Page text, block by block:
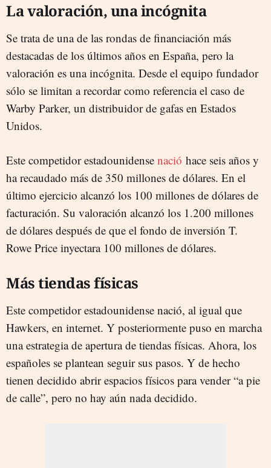
La valoración, una incógnita
Se trata de una de las rondas de financiación más
destacadas de los últimos años en España, pero la
valoración es una incógnita. Desde el equipo fundador
sólo se limitan a recordar como referencia el caso de
Warby Parker, un distribuidor de gafas en Estados
Unidos.
Este competidor estadounidense nació hace seis años y
ha recaudado más de 350 millones de dólares. En el
último ejercicio alcanzó los 100 millones de dólares de
facturación. Su valoración alcanzó los 1.200 millones
de dólares después de que el fondo de inversión T.
Rowe Price inyectara 100 millones de dólares.
Más tiendas físicas
Este competidor estadounidense nació, al igual que
Hawkers, en internet. Y posteriormente puso en marcha
una estrategia de apertura de tiendas físicas. Ahora, los
españoles se plantean seguir sus pasos. Y de hecho
tienen decidido abrir espacios físicos para vender “a pie
de calle”, pero no hay aún nada decidido.